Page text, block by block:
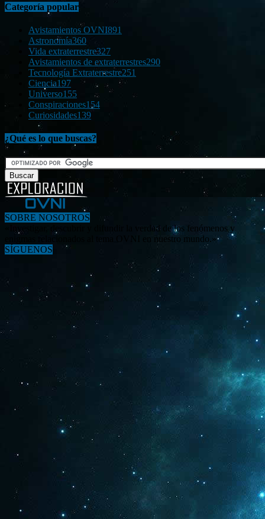
Categoría popular
Avistamientos OVNI891
Astronomía360
Vida extraterrestre327
Avistamientos de extraterrestres290
Tecnología Extraterrestre251
Ciencia197
Universo155
Conspiraciones154
Curiosidades139
¿Qué es lo que buscas?
SOBRE NOSOTROS
«Investigar, descubrir y difundir la verdad de los fenómenos y
enigmas relacionados al tema OVNI en nuestro mundo.»
SÍGUENOS